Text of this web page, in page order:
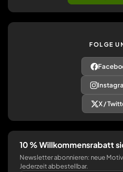
FOLGE
X /
10 % Willkommensrabatt
Newsletter abonnieren: neue
Jederzeit abbestellbar.